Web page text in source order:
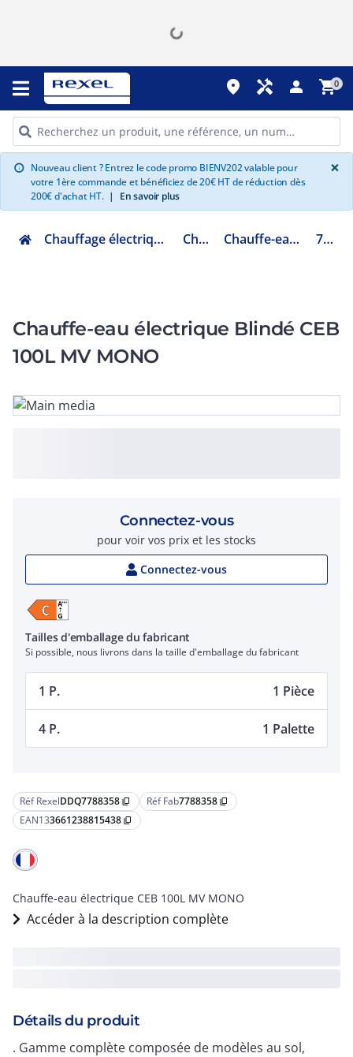
place handyman person shopping_cart0
info Nouveau client ? Entrez le code promo BIENV202 valable pour
votre 1ère commande et bénéficiez de 20€ HT de réduction dès
200€ d'achat HT. | En savoir plus
×
Chauffage électrique climatisation ventilation Chauffe eau Chauffe-eau électrique blindé 7788358
Chauffe-eau électrique Blindé CEB
100L MV MONO
Réf RexelDDQ7788358 content_copy Réf Fab7788358 content_copy
EAN133661238815438 content_copy
Chauffe-eau électrique CEB 100L MV MONO
Accéder à la description complète
Détails du produit
. Gamme complète composée de modèles au sol,
Connectez-vous
pour voir vos prix et les stocks
Connectez-vous
Tailles d'emballage du fabricant
Si possible, nous livrons dans la taille d'emballage du fabricant
1 P. 1 Pièce
4 P. 1 Palette